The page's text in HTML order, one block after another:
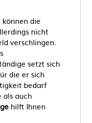
die
nicht
verschlingen.
setzt sich
die er sich
bedarf
auch
hilft Ihnen